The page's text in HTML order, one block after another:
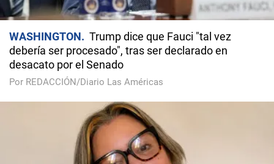
WASHINGTON
Trump dice que Fauci "tal vez
debería ser procesado", tras ser declarado en
desacato por el Senado
Por REDACCIÓN/Diario Las Américas